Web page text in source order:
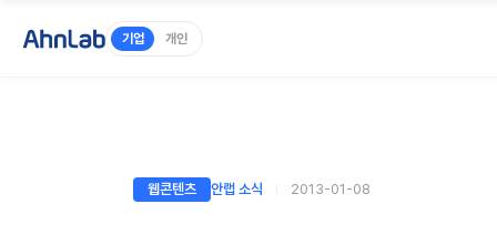
기업 개인
웹콘텐츠 안랩 소식 2013-01-08